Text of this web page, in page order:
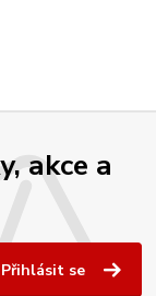
akce a
Přihlásit se